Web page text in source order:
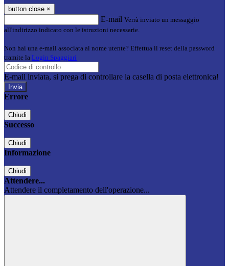
button close ×
E-mail Verrà inviato un messaggio
all'indirizzo indicato con le istruzioni necessarie.
Non hai una e-mail associata al nome utente? Effettua il reset della password
tramite la Login Spaggiari
E-mail inviata, si prega di controllare la casella di posta elettronica!
Errore
Chiudi
Successo
Chiudi
Informazione
Chiudi
Attendere...
Attendere il completamento dell'operazione...